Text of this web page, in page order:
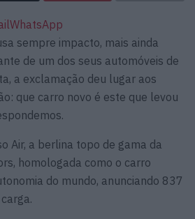
WhatsApp
sempre impacto, mais ainda
de um dos seus automóveis de
a exclamação deu lugar aos
que carro novo é este que levou
Air, a berlina topo de gama da
homologada como o carro
do mundo, anunciando 837